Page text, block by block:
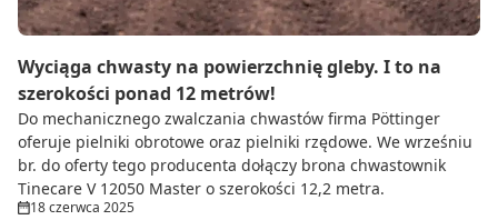
Wyciąga chwasty na powierzchnię gleby. I to na
szerokości ponad 12 metrów!
Do mechanicznego zwalczania chwastów firma Pöttinger
oferuje pielniki obrotowe oraz pielniki rzędowe. We wrześniu
br. do oferty tego producenta dołączy brona chwastownik
Tinecare V 12050 Master o szerokości 12,2 metra.
18 czerwca 2025